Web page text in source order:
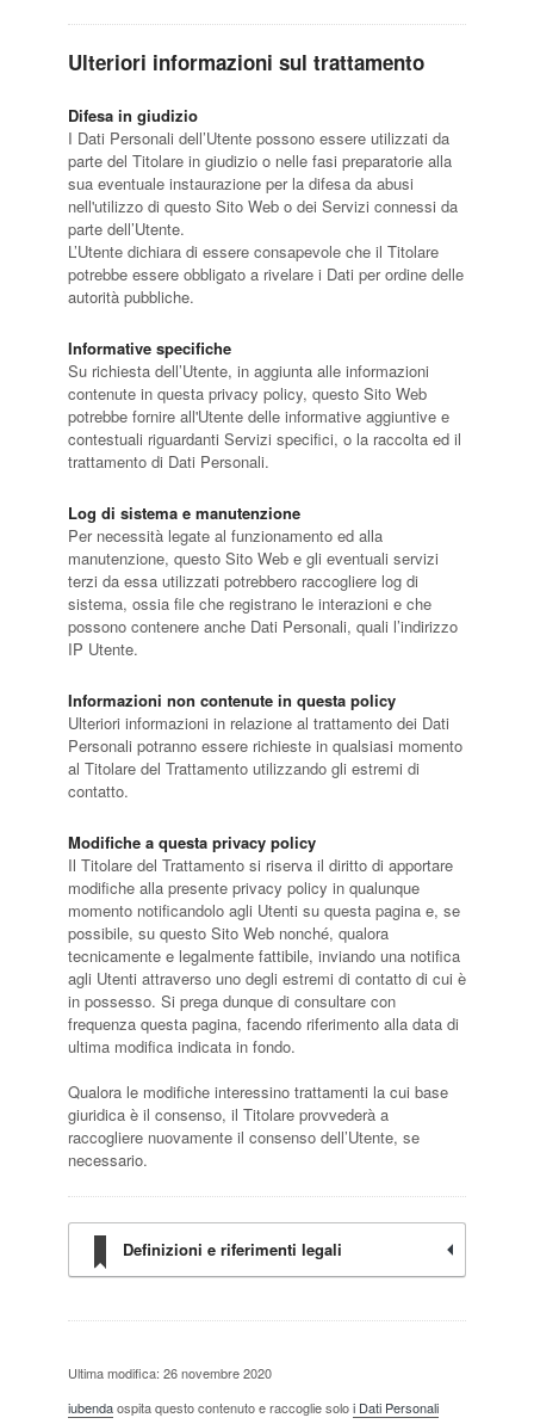
Ulteriori informazioni sul trattamento
Difesa in giudizio
I Dati Personali dell’Utente possono essere utilizzati da
parte del Titolare in giudizio o nelle fasi preparatorie alla
sua eventuale instaurazione per la difesa da abusi
nell'utilizzo di questo Sito Web o dei Servizi connessi da
parte dell’Utente.
L’Utente dichiara di essere consapevole che il Titolare
potrebbe essere obbligato a rivelare i Dati per ordine delle
autorità pubbliche.
Informative specifiche
Su richiesta dell’Utente, in aggiunta alle informazioni
contenute in questa privacy policy, questo Sito Web
potrebbe fornire all'Utente delle informative aggiuntive e
contestuali riguardanti Servizi specifici, o la raccolta ed il
trattamento di Dati Personali.
Log di sistema e manutenzione
Per necessità legate al funzionamento ed alla
manutenzione, questo Sito Web e gli eventuali servizi
terzi da essa utilizzati potrebbero raccogliere log di
sistema, ossia file che registrano le interazioni e che
possono contenere anche Dati Personali, quali l’indirizzo
IP Utente.
Informazioni non contenute in questa policy
Ulteriori informazioni in relazione al trattamento dei Dati
Personali potranno essere richieste in qualsiasi momento
al Titolare del Trattamento utilizzando gli estremi di
contatto.
Modifiche a questa privacy policy
Il Titolare del Trattamento si riserva il diritto di apportare
modifiche alla presente privacy policy in qualunque
momento notificandolo agli Utenti su questa pagina e, se
possibile, su questo Sito Web nonché, qualora
tecnicamente e legalmente fattibile, inviando una notifica
agli Utenti attraverso uno degli estremi di contatto di cui è
in possesso. Si prega dunque di consultare con
frequenza questa pagina, facendo riferimento alla data di
ultima modifica indicata in fondo.
Qualora le modifiche interessino trattamenti la cui base
giuridica è il consenso, il Titolare provvederà a
raccogliere nuovamente il consenso dell’Utente, se
necessario.
Definizioni e riferimenti legali
Ultima modifica: 26 novembre 2020
iubendaospita questo contenuto e raccoglie soloi Dati Personali